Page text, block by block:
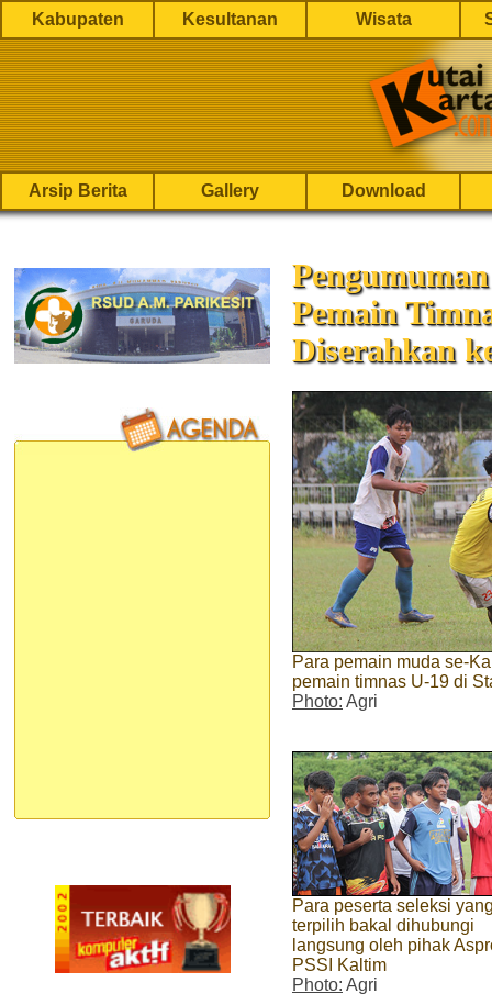
Kabupaten Kesultanan Wisata
Arsip Berita Gallery Download
Pemain
Diserahkan
Para pemain muda se-
pemain timnas U-19 di
Photo: Agri
Para peserta seleksi
terpilih bakal dihubungi
langsung oleh pihak
PSSI Kaltim
Photo: Agri